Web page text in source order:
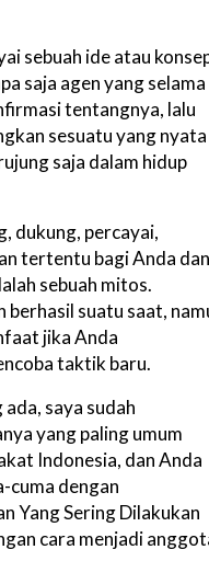
sebuah ide atau
saja agen yang selama
tentangnya, lalu
sesuatu yang nyata
saja dalam hidup
dukung, percayai,
tertentu bagi Anda
sebuah mitos.
berhasil suatu saat,
jika Anda
taktik baru.
ada, saya sudah
yang paling umum
Indonesia, dan Anda
cuma dengan
Yang Sering Dilakukan
cara menjadi